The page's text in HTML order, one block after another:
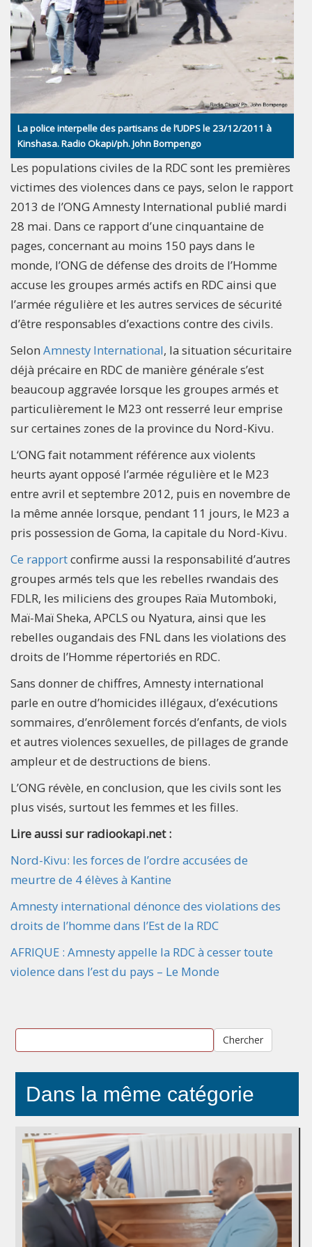
La police interpelle des partisans de l’UDPS le 23/12/2011 à
Kinshasa. Radio Okapi/ph. John Bompengo
Les populations civiles de la RDC sont les premières
victimes des violences dans ce pays, selon le rapport
2013 de l’ONG Amnesty International publié mardi
28 mai. Dans ce rapport d’une cinquantaine de
pages, concernant au moins 150 pays dans le
monde, l’ONG de défense des droits de l’Homme
accuse les groupes armés actifs en RDC ainsi que
l’armée régulière et les autres services de sécurité
d’être responsables d’exactions contre des civils.
Selon Amnesty International, la situation sécuritaire
déjà précaire en RDC de manière générale s’est
beaucoup aggravée lorsque les groupes armés et
particulièrement le M23 ont resserré leur emprise
sur certaines zones de la province du Nord-Kivu.
L‘ONG fait notamment référence aux violents
heurts ayant opposé l’armée régulière et le M23
entre avril et septembre 2012, puis en novembre de
la même année lorsque, pendant 11 jours, le M23 a
pris possession de Goma, la capitale du Nord-Kivu.
Ce rapportconfirme aussi la responsabilité d’autres
groupes armés tels que les rebelles rwandais des
FDLR, les miliciens des groupes Raïa Mutomboki,
Maï-Maï Sheka, APCLS ou Nyatura, ainsi que les
rebelles ougandais des FNL dans les violations des
droits de l’Homme répertoriés en RDC.
Sans donner de chiffres, Amnesty international
parle en outre d’homicides illégaux, d’exécutions
sommaires, d’enrôlement forcés d’enfants, de viols
et autres violences sexuelles, de pillages de grande
ampleur et de destructions de biens.
L’ONG révèle, en conclusion, que les civils sont les
plus visés, surtout les femmes et les filles.
Lire aussi sur radiookapi.net :
Nord-Kivu: les forces de l’ordre accusées de
meurtre de 4 élèves à Kantine
Amnesty international dénonce des violations des
droits de l’homme dans l’Est de la RDC
AFRIQUE : Amnesty appelle la RDC à cesser toute
violence dans l’est du pays – Le Monde
Chercher
Dans la même catégorie